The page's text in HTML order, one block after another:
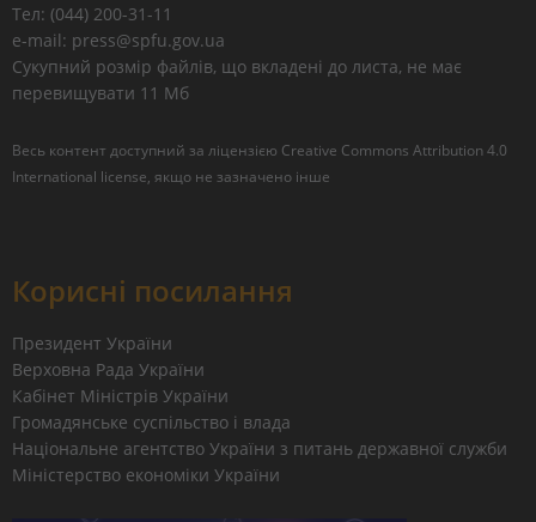
Тел: (044) 200-31-11
e-mail: press@spfu.gov.ua
Сукупний розмір файлів, що вкладені до листа, не має
перевищувати 11 Мб
Весь контент доступний за ліцензією Creative Commons Attribution 4.0
International license, якщо не зазначено інше
Корисні посилання
Президент України
Верховна Рада України
Кабінет Міністрів України
Громадянське суспільство і влада
Національне агентство України з питань державної служби
Міністерство економіки України